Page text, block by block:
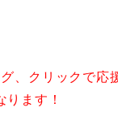
、クリックで応
ります！